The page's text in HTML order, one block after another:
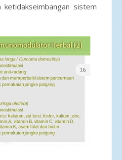
ketidakseimbangan sistem